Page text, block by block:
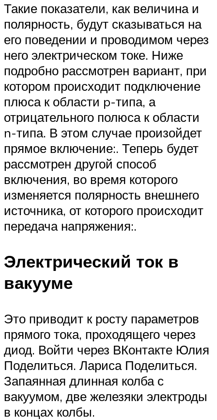
Такие показатели, как величина и
полярность, будут сказываться на
его поведении и проводимом через
него электрическом токе. Ниже
подробно рассмотрен вариант, при
котором происходит подключение
плюса к области p-типа, а
отрицательного полюса к области
n-типа. В этом случае произойдет
прямое включение:. Теперь будет
рассмотрен другой способ
включения, во время которого
изменяется полярность внешнего
источника, от которого происходит
передача напряжения:.
Электрический ток в
вакууме
Это приводит к росту параметров
прямого тока, проходящего через
диод. Войти через ВКонтакте Юлия
Поделиться. Лариса Поделиться.
Запаянная длинная колба с
вакуумом, две железяки электроды
в концах колбы.